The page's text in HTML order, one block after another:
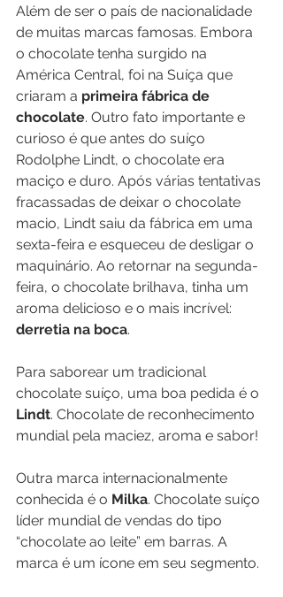
Além de ser o país de nacionalidade
de muitas marcas famosas. Embora
o chocolate tenha surgido na
América Central, foi na Suíça que
criaram a primeira fábrica de
chocolate. Outro fato importante e
curioso é que antes do suíço
Rodolphe Lindt, o chocolate era
maciço e duro. Após várias tentativas
fracassadas de deixar o chocolate
macio, Lindt saiu da fábrica em uma
sexta-feira e esqueceu de desligar o
maquinário. Ao retornar na segunda-
feira, o chocolate brilhava, tinha um
aroma delicioso e o mais incrível:
derretia na boca.
Para saborear um tradicional
chocolate suíço, uma boa pedida é o
Lindt. Chocolate de reconhecimento
mundial pela maciez, aroma e sabor!
Outra marca internacionalmente
conhecida é o Milka. Chocolate suíço
líder mundial de vendas do tipo
“chocolate ao leite” em barras. A
marca é um ícone em seu segmento.